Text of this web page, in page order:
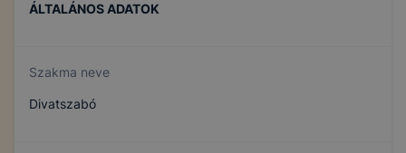
ÁLTALÁNOS ADATOK
Szakma neve
Divatszabó